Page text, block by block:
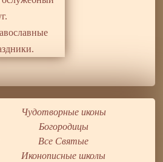
Чудотворные иконы
Богородицы
Все Святые
Иконописные школы